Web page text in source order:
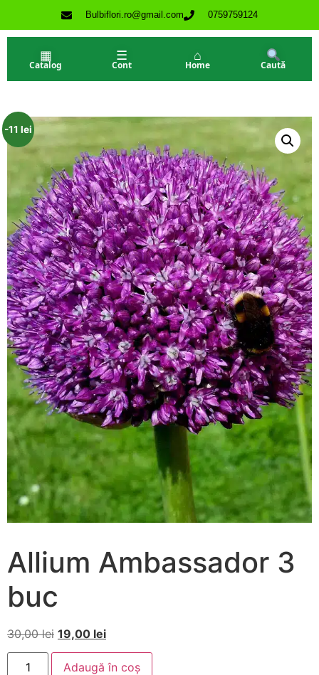
Bulbiflori.ro@gmail.com 0759759124
▦
Catalog
☰
Cont
⌂
Home Caută
-11 lei
Allium Ambassador 3
buc
30,00lei 19,00 lei
Adaugă în coș